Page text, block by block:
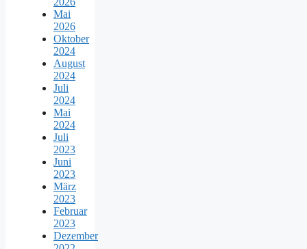
Mai
2026
Oktober
2024
August
2024
Juli
2024
Mai
2024
Juli
2023
Juni
2023
März
2023
Februar
2023
Dezember